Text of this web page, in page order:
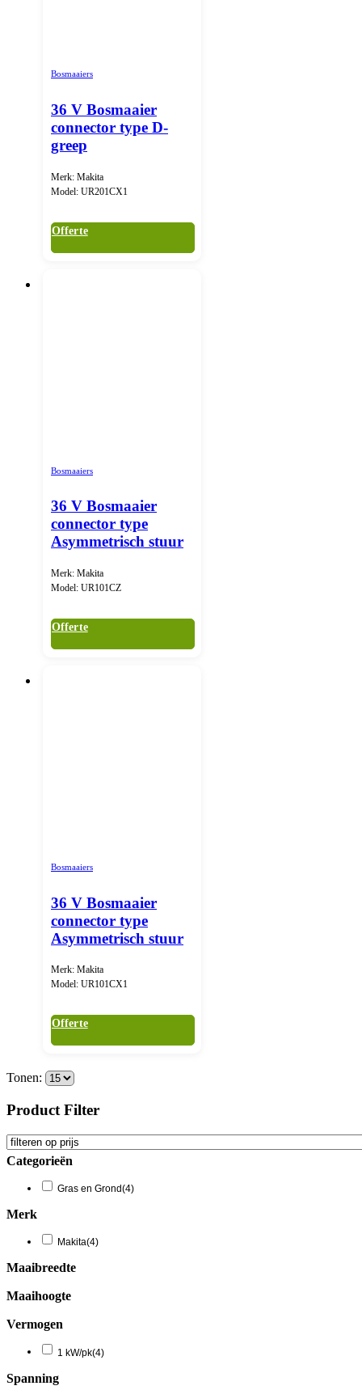
Bosmaaiers
36 V Bosmaaier
connector type D-
greep
Merk: Makita
Model: UR201CX1
Offerte
Bosmaaiers
36 V Bosmaaier
connector type
Asymmetrisch stuur
Merk: Makita
Model: UR101CZ
Offerte
Bosmaaiers
36 V Bosmaaier
connector type
Asymmetrisch stuur
Merk: Makita
Model: UR101CX1
Offerte
Tonen:
Product Filter
Categorieën
Gras en Grond(4)
Merk
Makita(4)
Maaibreedte
Maaihoogte
Vermogen
1 kW/pk(4)
Spanning